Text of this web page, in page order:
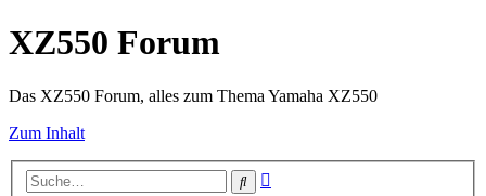
XZ550 Forum
Das XZ550 Forum, alles zum Thema Yamaha XZ550
Zum Inhalt
Suche